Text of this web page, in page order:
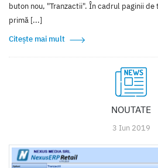
buton nou, "Tranzactii". În cadrul paginii
primă [...]
Citește mai mult
NOUTATE
3 Iun 2019